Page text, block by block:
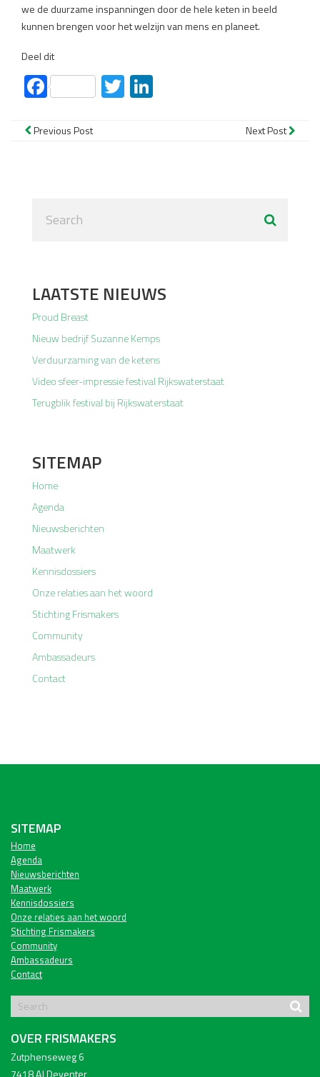
we de duurzame inspanningen door de hele keten in beeld
kunnen brengen voor het welzijn van mens en planeet.
Deel dit
FacebookTwitter
Previous Post Next Post
LAATSTE NIEUWS
Proud Breast
Nieuw bedrijf Suzanne Kemps
Verduurzaming van de ketens
Video sfeer-impressie festival Rijkswaterstaat
Terugblik festival bij Rijkswaterstaat
SITEMAP
Home
Agenda
Nieuwsberichten
Maatwerk
Kennisdossiers
Onze relaties aan het woord
Stichting Frismakers
Community
Ambassadeurs
Contact
SITEMAP
Home
Agenda
Nieuwsberichten
Maatwerk
Kennisdossiers
Onze relaties aan het woord
Stichting Frismakers
Community
Ambassadeurs
Contact
OVER FRISMAKERS
Zutphenseweg 6
7418 AJ Deventer